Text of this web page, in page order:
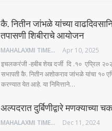
कै. नितीन जांभळे यांच्या
तपासणी शिबीराचे आयोजन
MAHALAXMI TIMES Apr 10, 2025
इचलकरंजी -हबीब शेख दर्जी दि .१० एप्रिल
सभापती कै. नितीन अशोकराव जांभळे यांचा १०
करण्यात येत आहे. या निमित्ताने…
अल्पदरात दुर्बिणीद्वारे मणक्याच्या
MAHALAXMI TIMES Dec 11, 2024